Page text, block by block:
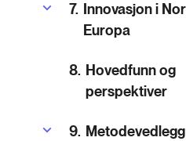
7. Innovasjon i
Europa
8. Hovedfunn og
perspektiver
9. Metodevedlegg